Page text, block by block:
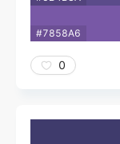
#7858A6
0